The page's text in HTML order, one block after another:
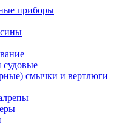
приборы
смычки и вертлюги